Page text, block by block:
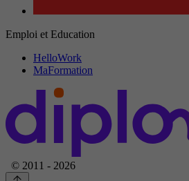
Emploi et Education
HelloWork
MaFormation
© 2011 - 2026